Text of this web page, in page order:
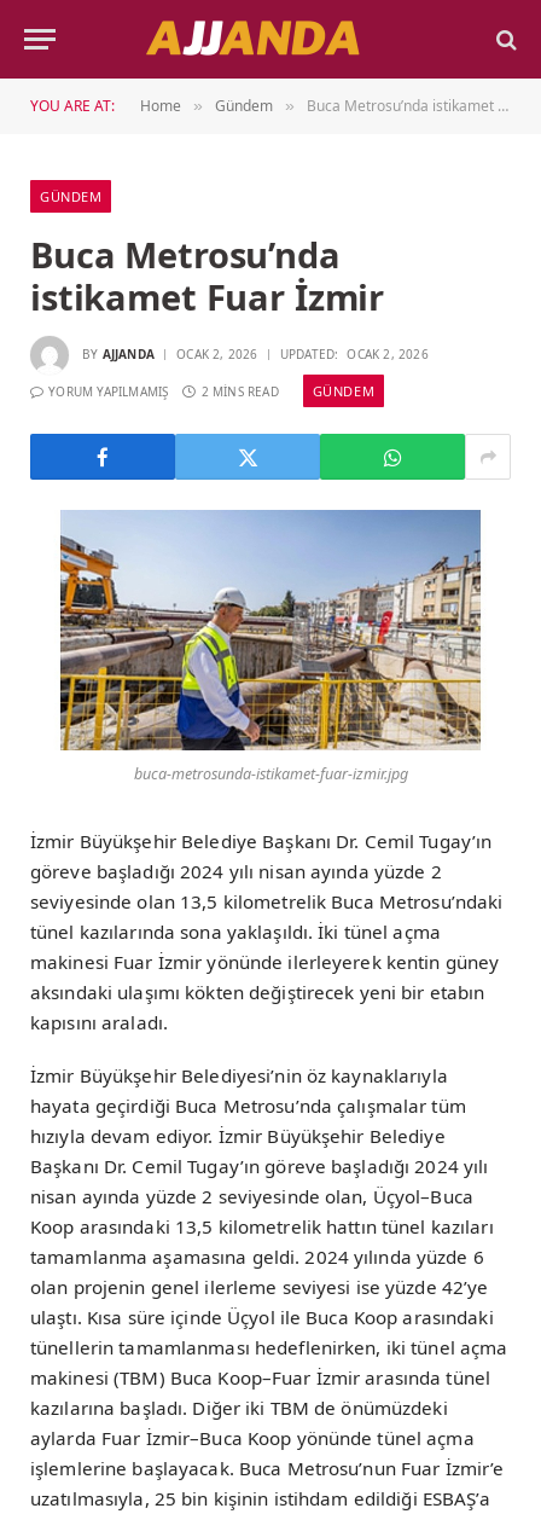
YOU ARE AT: Home » Gündem » Buca Metrosu’nda istikamet Fuar İzmir
GÜNDEM
Buca Metrosu’nda
istikamet Fuar İzmir
BY AJJANDA OCAK 2, 2026 UPDATED: OCAK 2, 2026
YORUM YAPILMAMIŞ 2 MINS READ GÜNDEM
buca-metrosunda-istikamet-fuar-izmir.jpg
İzmir Büyükşehir Belediye Başkanı Dr. Cemil Tugay’ın
göreve başladığı 2024 yılı nisan ayında yüzde 2
seviyesinde olan 13,5 kilometrelik Buca Metrosu’ndaki
tünel kazılarında sona yaklaşıldı. İki tünel açma
makinesi Fuar İzmir yönünde ilerleyerek kentin güney
aksındaki ulaşımı kökten değiştirecek yeni bir etabın
kapısını araladı.
İzmir Büyükşehir Belediyesi’nin öz kaynaklarıyla
hayata geçirdiği Buca Metrosu’nda çalışmalar tüm
hızıyla devam ediyor. İzmir Büyükşehir Belediye
Başkanı Dr. Cemil Tugay’ın göreve başladığı 2024 yılı
nisan ayında yüzde 2 seviyesinde olan, Üçyol–Buca
Koop arasındaki 13,5 kilometrelik hattın tünel kazıları
tamamlanma aşamasına geldi. 2024 yılında yüzde 6
olan projenin genel ilerleme seviyesi ise yüzde 42’ye
ulaştı. Kısa süre içinde Üçyol ile Buca Koop arasındaki
tünellerin tamamlanması hedeflenirken, iki tünel açma
makinesi (TBM) Buca Koop–Fuar İzmir arasında tünel
kazılarına başladı. Diğer iki TBM de önümüzdeki
aylarda Fuar İzmir–Buca Koop yönünde tünel açma
işlemlerine başlayacak. Buca Metrosu’nun Fuar İzmir’e
uzatılmasıyla, 25 bin kişinin istihdam edildiği ESBAŞ’a